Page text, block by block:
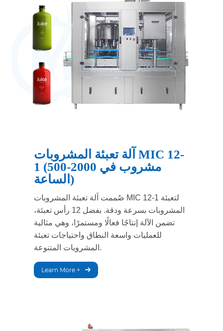
آلة تعبئة المشروبات MIC 12-
1 (500-2000 مشروب في
الساعة)
صُممت آلة تعبئة المشروبات MIC 12-1 لتعبئة
المشروبات بسرعة ودقة. بفضل 12 رأس تعبئة،
تضمن الآلة إنتاجًا فعالًا ومستمرًا، وهي مثالية
للعمليات واسعة النطاق واحتياجات تعبئة
المشروبات المتنوعة.
Learn More +